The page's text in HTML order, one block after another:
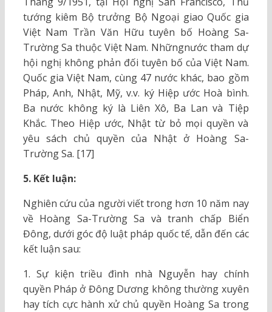
tướng kiêm Bộ trưởng Bộ Ngoại giao Quốc gia
Việt Nam Trần Văn Hữu tuyên bố Hoàng Sa-
Trường Sa thuộc Việt Nam. Nhữngnước tham dự
hội nghị không phản đối tuyên bố của Việt Nam.
Quốc gia Việt Nam, cùng 47 nước khác, bao gồm
Pháp, Anh, Nhật, Mỹ, v.v. ký Hiệp ước Hoà bình.
Ba nước không ký là Liên Xô, Ba Lan và Tiệp
Khắc. Theo Hiệp ước, Nhật từ bỏ mọi quyền và
yêu sách chủ quyền của Nhật ở Hoàng Sa-
Trường Sa. [17]
5. Kết luận:
Nghiên cứu của người viết trong hơn 10 năm nay
về Hoàng Sa-Trường Sa và tranh chấp Biển
Đông, dưới góc độ luật pháp quốc tế, dẫn đến các
kết luận sau:
1. Sự kiện triều đình nhà Nguyễn hay chính
quyền Pháp ở Đông Dương không thường xuyên
hay tích cực hành xử chủ quyền Hoàng Sa trong